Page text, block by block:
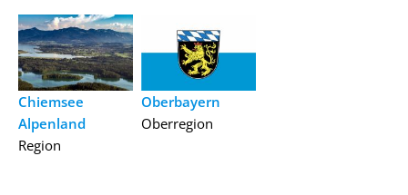
Chiemsee
Alpenland
Region
Oberbayern
Oberregion